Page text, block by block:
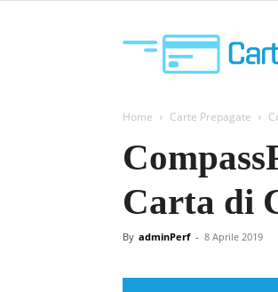
Home Carte Prepagate
Carta di
By adminPerf - 8 Aprile 2019